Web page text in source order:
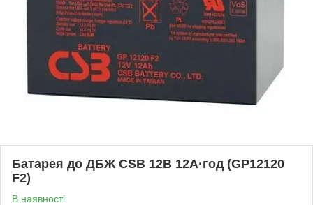
Батарея до ДБЖ CSB 12В 12А·год (GP12120
F2)
В наявності